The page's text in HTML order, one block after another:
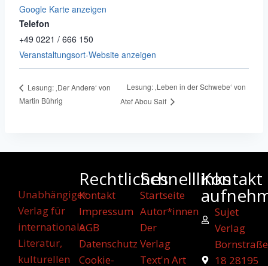
Google Karte anzeigen
Telefon
+49 0221 / 666 150
Veranstaltungsort-Website anzeigen
Lesung: ‚Der Andere‘ von
Martin Bührig
Lesung: ‚Leben in der Schwebe‘ von
Atef Abou Saif
Unabhängiger
Verlag für
internationale
Literatur,
kulturellen
Rechtliches
Kontakt
Impressum
AGB
Datenschutz
Cookie-
Schnelllinks
Startseite
Autor*innen
Der
Verlag
Text'n Art
Kontakt
Sujet
Verlag
Bornstraße
18 28195